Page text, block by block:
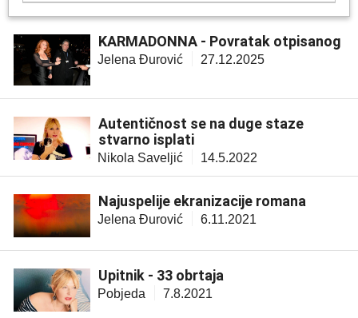
KARMADONNA - Povratak otpisanog
Jelena Đurović 27.12.2025
Autentičnost se na duge staze
stvarno isplati
Nikola Saveljić 14.5.2022
Najuspelije ekranizacije romana
Jelena Đurović 6.11.2021
Upitnik - 33 obrtaja
Pobjeda 7.8.2021